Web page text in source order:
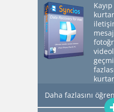
Daha fazlasını